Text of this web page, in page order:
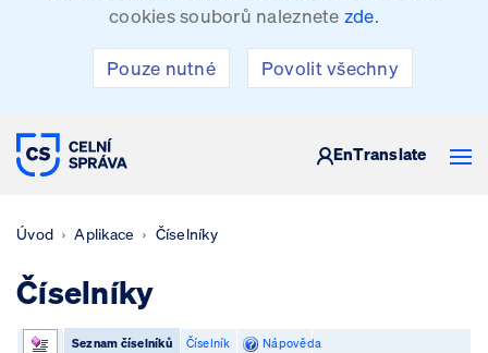
cookies souborů naleznete zde.
Pouze nutné Povolit všechny
CELNÍ SPRÁVA ČESKÉ REPUBLIKY
EnTranslate
Úvod Aplikace Číselníky
Číselníky
Seznam číselníků Číselník
Nápověda